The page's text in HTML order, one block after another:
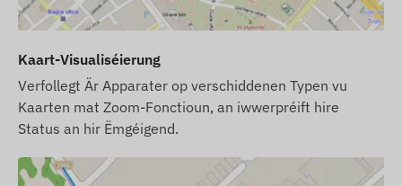
Asaz. D'Beschaffung, d'Astellung an den
Operatioun vun der SIM-Kaart bleiwen awer an
Ärer Verantwortung.
Wann Dir den Apparat, d'Software-Abonnement
an d'SIM-Kaart bei eis kaaft, da liwwere mir den
Apparat an d'SIM-Kaart prett fir den Asaz mat
lafenden Operatioun vun der Kaart – Dir hutt an
Kaart-Visualiséierung
Verfollegt Är Apparater op verschiddenen Typen vu
Kaarten mat Zoom-Fonctioun, an iwwerpréift hire
Status an hir Ëmgéigend.